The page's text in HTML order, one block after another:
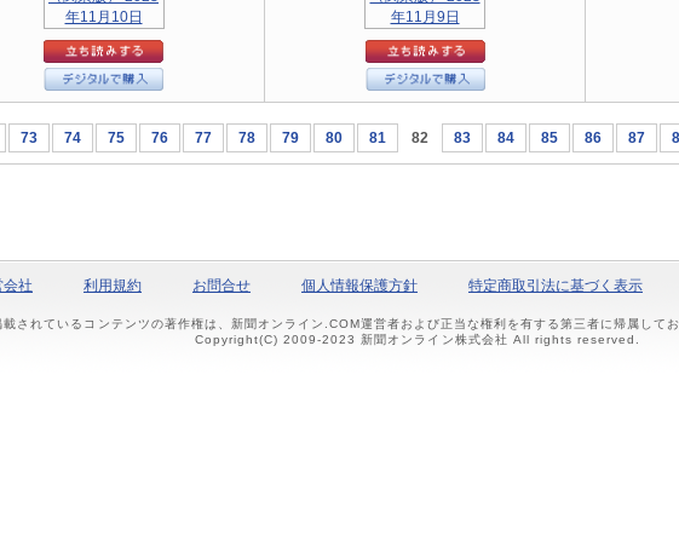
73 74 75 76 77 78 79 80 81 82 83 84 85 86 87
会社 利用規約 お問合せ 個人情報保護方針 特定商取引法に基づく表示
されているコンテンツの著作権は、新聞オンライン.COM運営者および正当な権利を有する第三者に帰属して
Copyright(C) 2009-2023 新聞オンライン株式会社 All rights reserved.